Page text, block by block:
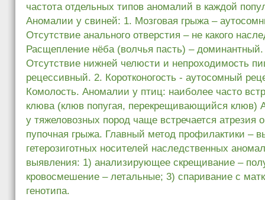
частота отдельных типов аномалий в каждой
Аномалии у свиней: 1. Мозговая грыжа –
Отсутствие анального отверстия – не какого
Расщепление нёба (волчья пасть) –
Отсутствие нижней челюсти и непроходимость
рецессивный. 2. Коротконогость - аутосомный
Комолость. Аномалии у птиц: наиболее часто
клюва (клюв попугая, перекрещивающийся клюв)
у тяжеловозных пород чаще встречается атрезия
пупочная грыжа. Главный метод профилактики –
гетерозиготных носителей наследственных
выявления: 1) анализирующее скрещивание –
кровосмешение – летальные; 3) спаривание с
генотипа.